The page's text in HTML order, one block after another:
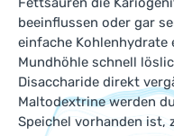
beeinflussen oder gar
einfache
Mundhöhle schnell
Disaccharide direkt
Maltodextrine werden
Speichel vorhanden ist,